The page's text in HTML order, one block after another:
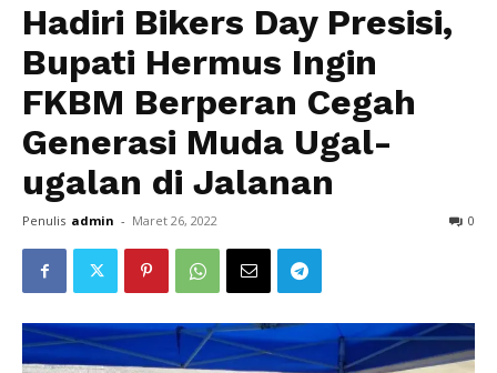
Hadiri Bikers Day Presisi,
Bupati Hermus Ingin
FKBM Berperan Cegah
Generasi Muda Ugal-
ugalan di Jalanan
Penulis admin - Maret 26, 2022 0